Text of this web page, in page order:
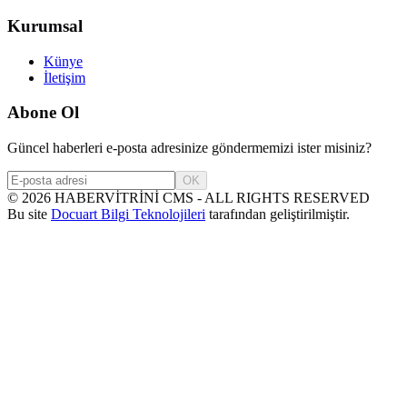
Kurumsal
Künye
İletişim
Abone Ol
Güncel haberleri e-posta adresinize göndermemizi ister misiniz?
OK
© 2026 HABERVİTRİNİ CMS - ALL RIGHTS RESERVED
Bu site Docuart Bilgi Teknolojileri tarafından geliştirilmiştir.